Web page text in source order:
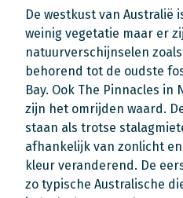
De westkust van Australië
weinig vegetatie maar er
natuurverschijnselen
behorend tot de oudste
Bay. Ook The Pinnacles in
zijn het omrijden waard.
staan als trotse
afhankelijk van zonlicht
kleur veranderend. De
zo typische Australische